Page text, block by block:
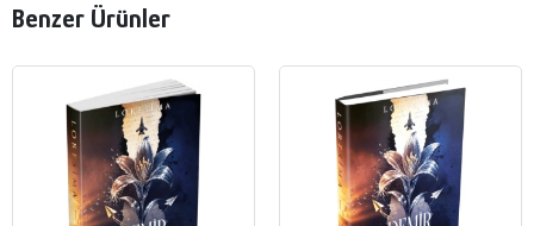
Benzer Ürünler